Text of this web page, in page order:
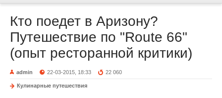
Кто поедет в Аризону?
Путешествие по "Route 66"
(опыт ресторанной критики)
admin 22-03-2015, 18:33 22 060
Кулинарные путешествия